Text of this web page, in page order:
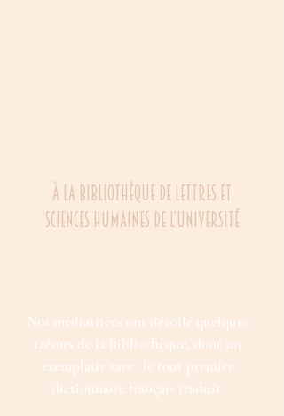
Nos médiatrices ont dévoilé quelques
trésors de la bibliothèque, dont un
exemplaire rare : le tout premier
dictionnaire français traduit.
À lA BIBLIOTHèQUE DE LETTRES ET
SCIENCES HUMAINES de l’Université